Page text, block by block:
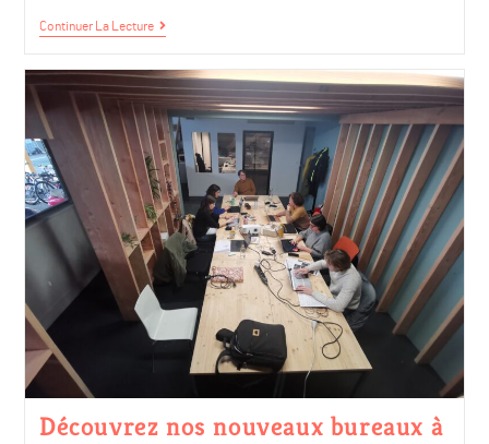
Continuer La Lecture
Découvrez nos nouveaux bureaux à